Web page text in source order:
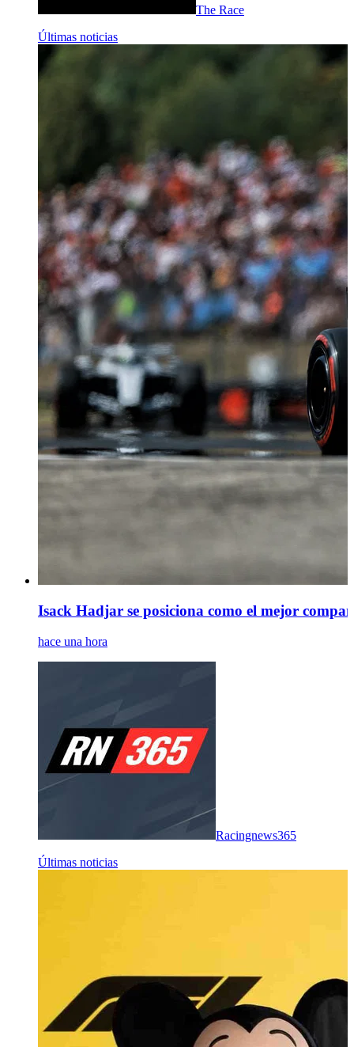
The Race
Últimas noticias
Isack Hadjar se posiciona como el mejor
hace una hora
Racingnews365
Últimas noticias